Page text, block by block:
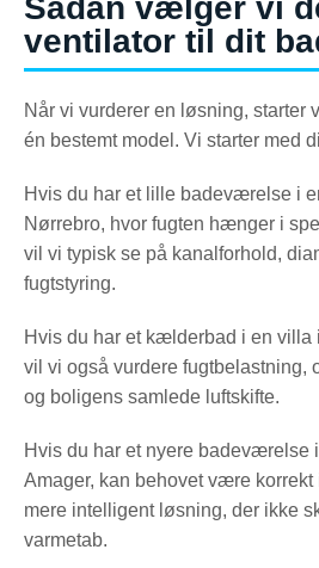
Sådan vælger vi
ventilator til dit
Når vi vurderer en løsning, starter
én bestemt model. Vi starter med
Hvis du har et lille badeværelse i
Nørrebro, hvor fugten hænger i
vil vi typisk se på kanalforhold,
fugtstyring.
Hvis du har et kælderbad i en villa
vil vi også vurdere fugtbelastning,
og boligens samlede luftskifte.
Hvis du har et nyere
Amager, kan behovet være
mere intelligent løsning, der ikke
varmetab.